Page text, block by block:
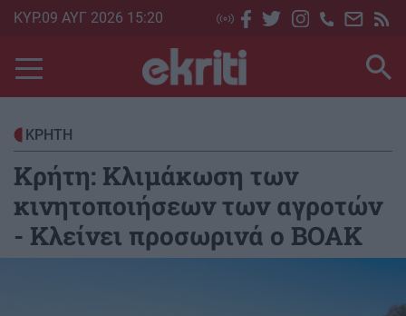
Skip
main
content
ΚΥΡ.09 ΑΥΓ 2026 15:20
ΚΡΗΤΗ
Κρήτη: Κλιμάκωση των
κινητοποιήσεων των αγροτών
- Κλείνει προσωρινά ο ΒΟΑΚ